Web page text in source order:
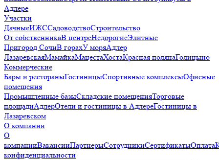
Адлере
Участки
ДачныеИЖССадоводствоСтроительство
От собственникаВ центреНедорогиеЭлитные
Пригород СочиВ горахУ моряАдлер
ЛазаревскаяМамайкаМацестаХостаКрасная полянаГолицыно
Коммерческие
Бары и рестораныГостиницыСпортивные комплексыОфисные
помещения
Промышленные базыСкладские помещенияТорговые
площадиАдлерОтели и гостиницы в АдлереГостиницы в
Лазаревском
О компании
О
компанииВакансииПартнерыСотрудникиСертификатыОплата
конфиденциальности